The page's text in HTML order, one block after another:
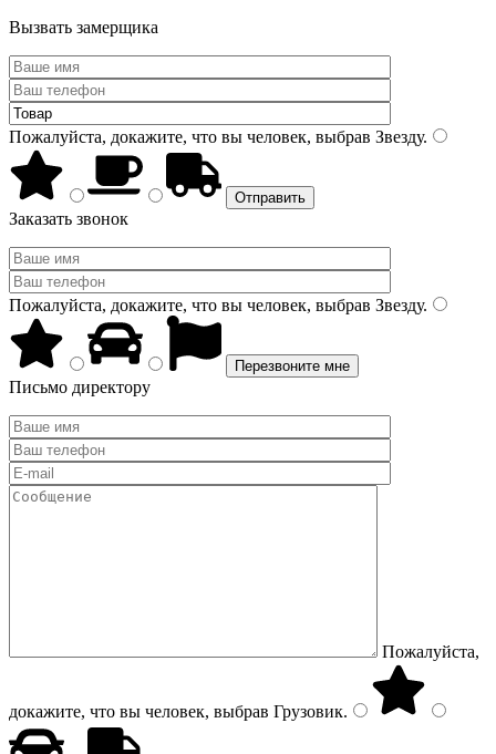
Вызвать замерщика
Пожалуйста, докажите, что вы человек, выбрав Звезду.
Заказать звонок
Пожалуйста, докажите, что вы человек, выбрав Звезду.
Письмо директору
Пожалуйста,
докажите, что вы человек, выбрав Грузовик.